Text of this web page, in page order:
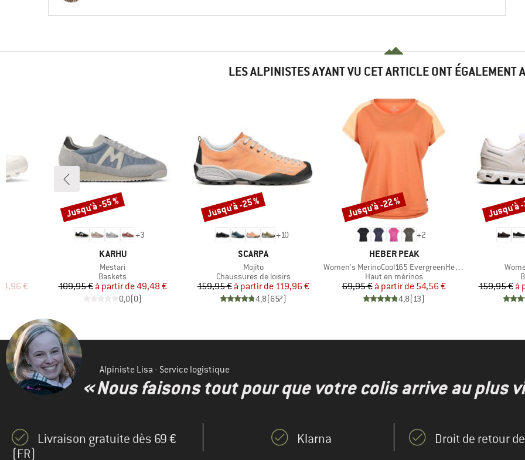
LES ALPINISTES AYANT VU CET ARTICLE ONT ÉGALEMENT
€
+3
MARQUE
KARHU
Article
Mestari
Product group
Baskets
Prix
109,95 € Prix réduit
à partir de49,48 €
0,0(0)
Remise
Jusqu'à -55 %
+10
MARQUE
SCARPA
Article
Mojito
Product group
Chaussures de loisirs
Prix
159,95 € Prix réduit
à partir de 119,96 €
4,8(657)
Remise
Jusqu'à -25 %
+2
MARQUE
HEBER PEAK
Article
Women's MerinoCool165 EvergreenHe. T-Shirt
Product group
Haut en mérinos
Prix
69,95 € Prix réduit
à partir de 54,56 €
4,8(13)
Remise
Jusqu'à -22 %
Article
159,95 € à
Remise
Jusqu'à
Alpiniste Lisa - Service logistique
« Nous faisons tout pour que votre colis arrive au plus
Livraison gratuite dès 69 €
(FR)
Klarna Droit de retour